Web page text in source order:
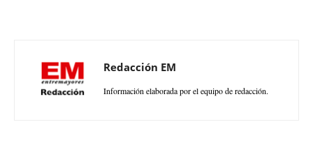
Redacción EM
Información elaborada por el equipo de redacción.